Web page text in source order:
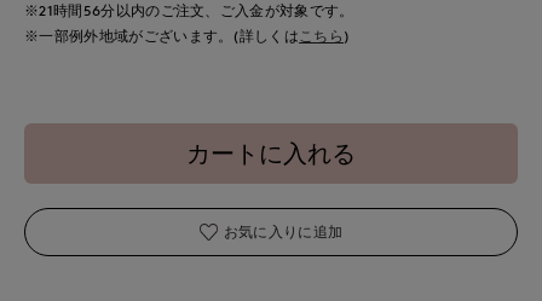
※21時間 56分以内のご注文、ご入金が対象です。
※一部例外地域がございます。(詳しくはこちら )
カートに入れる
お気に入りに追加